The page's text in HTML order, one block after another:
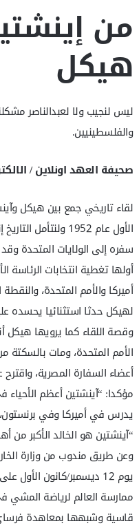
من
هيكل
ليس لنجيب ولا لعبدالناصر
والفلسطينيين.
صحيفة العهد اونلاين /
سفره إلى الولايات المتحدة
أولها تغطية انتخابات الرئاسة
أميركا والأمم المتحدة،
لهيكل حدثا استثنائيا يحسده
وقصة اللقاء كما يرويها
أعضاء السفارة المصرية،
مؤكدا: “آينشتين أعظم
يدرس في أميركا وفي
“آينشتين هو الخالد الأكبر
وعن طريق مندوب من وزارة
يوم 12 ديسمبر/كانون
ممارسة العالم لرياضة
قاسية وشبهها بمعاهدة